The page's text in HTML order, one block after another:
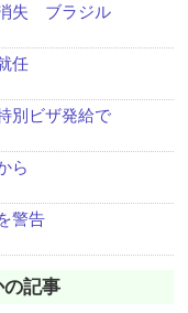
失 ブラジル
任
別ビザ発給で
ら
警告
の記事